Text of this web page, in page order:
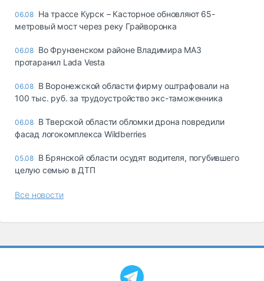
06.08 На трассе Курск – Касторное обновляют 65-
метровый мост через реку Грайворонка
06.08 Во Фрунзенском районе Владимира МАЗ
протаранил Lada Vesta
06.08 В Воронежской области фирму оштрафовали на
100 тыс. руб. за трудоустройство экс-таможенника
06.08 В Тверской области обломки дрона повредили
фасад логокомплекса Wildberries
05.08 В Брянской области осудят водителя, погубившего
целую семью в ДТП
Все новости